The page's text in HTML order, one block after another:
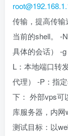
传输，提高传
当前的shell。 -
具体的会话） -
L：本地端口转
代理） -P：指
下： 外部vps可
库服务器，内网
测试目标：以